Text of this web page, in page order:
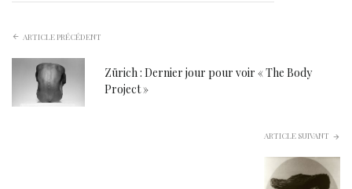
ARTICLE PRÉCÉDENT
Zürich : Dernier jour pour voir « The Body
Project »
ARTICLE SUIVANT